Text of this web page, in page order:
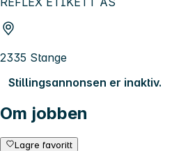
2335 Stange
Stillingsannonsen er inaktiv.
Om jobben
Lagre favoritt